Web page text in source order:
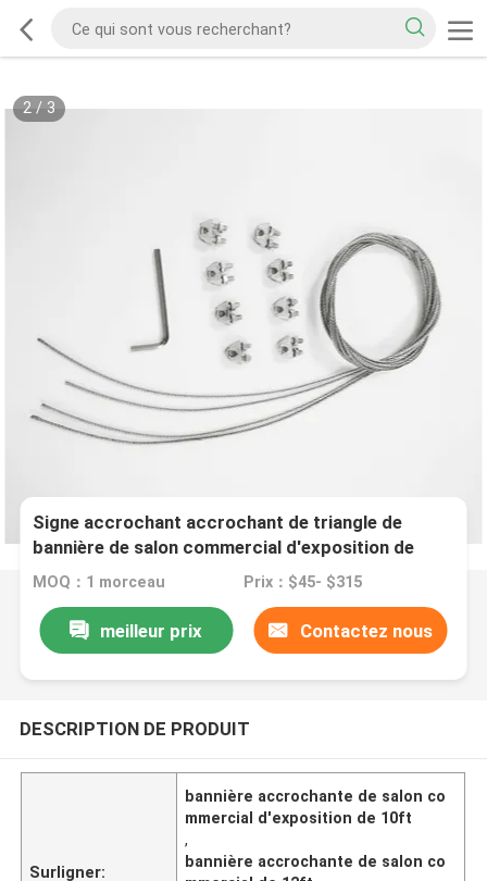
2/ 3
Signe accrochant accrochant de triangle de
bannière de salon commercial d'exposition de
10ft 12ft suspendu
MOQ：1 morceau Prix：$45- $315
meilleur prix Contactez nous
DESCRIPTION DE PRODUIT
Surligner:
bannière accrochante de salon co
mmercial d'exposition de 10ft
,
bannière accrochante de salon co